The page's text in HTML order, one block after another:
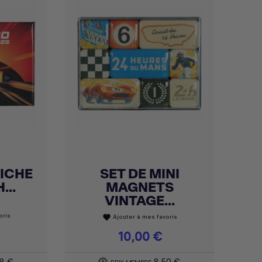
 Achat express
SET DE MINI
MAGNETS
VINTAGE...
favorite Ajouter à mes favoris
Prix
10,00 €